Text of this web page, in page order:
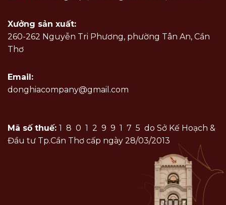
Xưởng sản xuất:
260-262 Nguyễn Tri Phương, phường Tân An, Cần
Thơ
Email:
donghiacompany@gmail.com
Mã số thuế: 1801299175 do Sở Kế Hoạch &
Đầu tư Tp.Cần Thơ cấp ngày 28/03/2013